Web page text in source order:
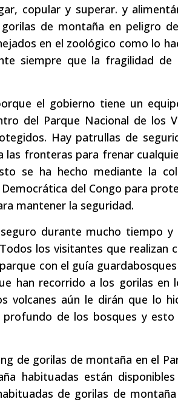
copular y superar. y
de montaña en peligro
en el zoológico como lo
siempre que la fragilidad de
el gobierno tiene un
del Parque Nacional de los
Hay patrullas de
fronteras para frenar
se ha hecho mediante la
del Congo para
mantener la seguridad.
durante mucho tiempo y
los visitantes que realizan
con el guía
han recorrido a los gorilas en
volcanes aún le dirán que lo
de los bosques y esto
de gorilas de montaña en el
habituadas están
de gorilas de